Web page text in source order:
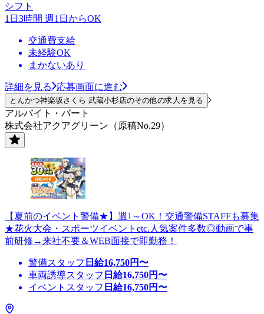
シフト
1日3時間 週1日からOK
交通費支給
未経験OK
まかないあり
詳細を見る 応募画面に進む
とんかつ神楽坂さくら 武蔵小杉店のその他の求人を見る
アルバイト・パート
株式会社アクアグリーン（原稿No.29）
【夏前のイベント警備★】週1～OK！交通警備STAFFも募集
★花火大会・スポーツイベントetc.人気案件多数◎動画で事
前研修→来社不要＆WEB面接で即勤務！
警備スタッフ 日給16,750円〜
車両誘導スタッフ 日給16,750円〜
イベントスタッフ 日給16,750円〜